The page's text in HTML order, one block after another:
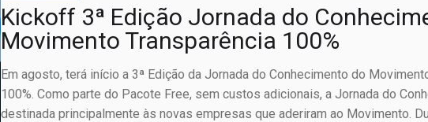
Kickoff 3ª Edição Jornada do
Movimento Transparência 100%
Em agosto, terá início a 3ª Edição da Jornada do Conhecimento do
100%. Como parte do Pacote Free, sem custos adicionais, a Jornada do
destinada principalmente às novas empresas que aderiram ao Movimento.